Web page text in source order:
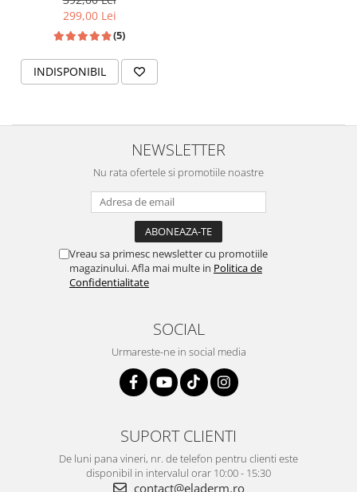
299,00 Lei
(5)
INDISPONIBIL
NEWSLETTER
Nu rata ofertele si promotiile noastre
Vreau sa primesc newsletter cu promotiile
magazinului. Afla mai multe in Politica de
Confidentialitate
SOCIAL
Urmareste-ne in social media
SUPORT CLIENTI
De luni pana vineri, nr. de telefon pentru clienti este
disponibil in intervalul orar 10:00 - 15:30
contact@eladerm.ro